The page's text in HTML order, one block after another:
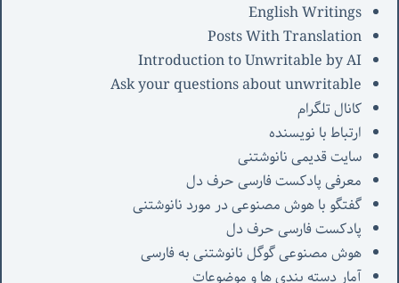
English Writings
Posts With Translation
Introduction to Unwritable by AI
Ask your questions about unwritable
کانال تلگرام
ارتباط با نویسنده
سایت قدیمی نانوشتنی
معرفی پادکست فارسی حرف دل
گفتگو با هوش مصنوعی در مورد نانوشتنی
پادکست فارسی حرف دل
هوش مصنوعی گوگل نانوشتنی به فارسی
آمار دسته بندی ها و موضوعات